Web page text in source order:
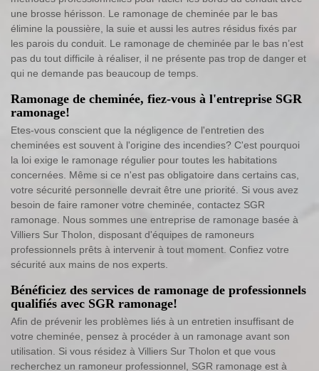
une brosse hérisson. Le ramonage de cheminée par le bas
élimine la poussière, la suie et aussi les autres résidus fixés par
les parois du conduit. Le ramonage de cheminée par le bas n’est
pas du tout difficile à réaliser, il ne présente pas trop de danger et
qui ne demande pas beaucoup de temps.
Ramonage de cheminée, fiez-vous à l'entreprise SGR
ramonage!
Etes-vous conscient que la négligence de l'entretien des
cheminées est souvent à l'origine des incendies? C'est pourquoi
la loi exige le ramonage régulier pour toutes les habitations
concernées. Même si ce n'est pas obligatoire dans certains cas,
votre sécurité personnelle devrait être une priorité. Si vous avez
besoin de faire ramoner votre cheminée, contactez SGR
ramonage. Nous sommes une entreprise de ramonage basée à
Villiers Sur Tholon, disposant d'équipes de ramoneurs
professionnels prêts à intervenir à tout moment. Confiez votre
sécurité aux mains de nos experts.
Bénéficiez des services de ramonage de professionnels
qualifiés avec SGR ramonage!
Afin de prévenir les problèmes liés à un entretien insuffisant de
votre cheminée, pensez à procéder à un ramonage avant son
utilisation. Si vous résidez à Villiers Sur Tholon et que vous
recherchez un ramoneur professionnel, SGR ramonage est à